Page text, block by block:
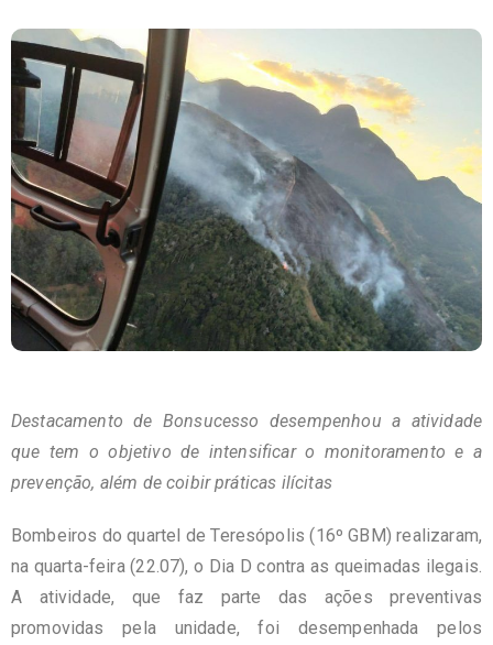
Destacamento de Bonsucesso desempenhou a atividade
que tem o objetivo de intensificar o monitoramento e a
prevenção, além de coibir práticas ilícitas
Bombeiros do quartel de Teresópolis (16º GBM) realizaram,
na quarta-feira (22.07), o Dia D contra as queimadas ilegais.
A atividade, que faz parte das ações preventivas
promovidas pela unidade, foi desempenhada pelos